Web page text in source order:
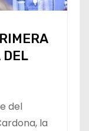
DEL
del
la